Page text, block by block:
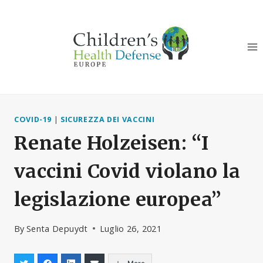
COVID-19 | SICUREZZA DEI VACCINI
Renate Holzeisen: “I
vaccini Covid violano la
legislazione europea”
By Senta Depuydt Luglio 26, 2021